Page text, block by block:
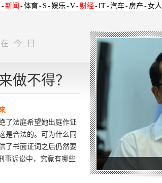
-新闻 -体育- S -娱乐 -V- 财经-IT-汽车- 房产 -女人
今日
做不得？
了法庭希望她出庭作证
是合法的。可为什么同
了书面证词之后仍然要
事诉讼中，究竟有哪些